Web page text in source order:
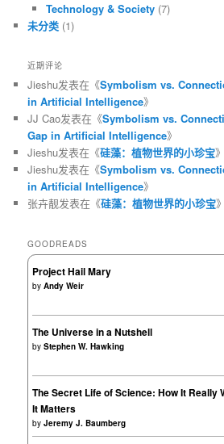
Technology & Society(7)
未分类 (1)
近期评论
Jieshu发表在《Symbolism vs.
in Artificial Intelligence》
JJ Cao发表在《Symbolism vs.
Gap in Artificial Intelligence》
Jieshu发表在《硅藻：植物世界的小珍宝》
Jieshu发表在《Symbolism vs.
in Artificial Intelligence》
张卉靓发表在《硅藻：植物世界的小珍宝》
GOODREADS
Project Hail Mary
byAndy Weir
The Universe in a Nutshell
byStephen W. Hawking
The Secret Life of Science: How It Really
It Matters
byJeremy J. Baumberg